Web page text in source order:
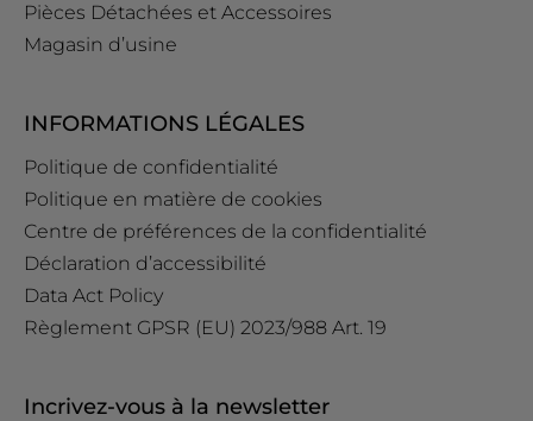
Pièces Détachées et Accessoires
Magasin d’usine
INFORMATIONS LÉGALES
Politique de confidentialité
Politique en matière de cookies
Centre de préférences de la confidentialité
Déclaration d’accessibilité
Data Act Policy
Règlement GPSR (EU) 2023/988 Art. 19
Incrivez-vous à la newsletter